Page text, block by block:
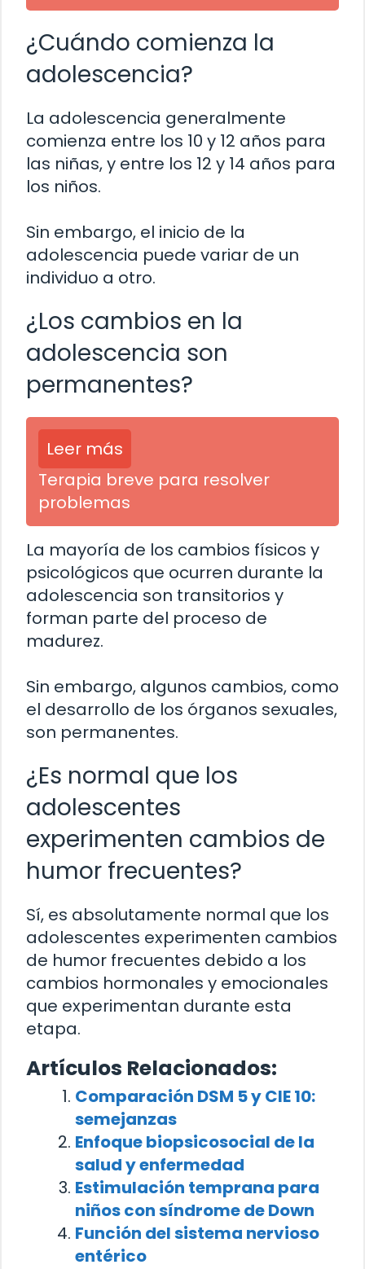
¿Cuándo comienza la
adolescencia?
La adolescencia generalmente
comienza entre los 10 y 12 años para
las niñas, y entre los 12 y 14 años para
los niños.
Sin embargo, el inicio de la
adolescencia puede variar de un
individuo a otro.
¿Los cambios en la
adolescencia son
permanentes?
Leer más
Terapia breve para resolver
problemas
La mayoría de los cambios físicos y
psicológicos que ocurren durante la
adolescencia son transitorios y
forman parte del proceso de
madurez.
Sin embargo, algunos cambios, como
el desarrollo de los órganos sexuales,
son permanentes.
¿Es normal que los
adolescentes
experimenten cambios de
humor frecuentes?
Sí, es absolutamente normal que los
adolescentes experimenten cambios
de humor frecuentes debido a los
cambios hormonales y emocionales
que experimentan durante esta
etapa.
Artículos Relacionados:
Comparación DSM 5 y CIE 10:
semejanzas
Enfoque biopsicosocial de la
salud y enfermedad
Estimulación temprana para
niños con síndrome de Down
Función del sistema nervioso
entérico